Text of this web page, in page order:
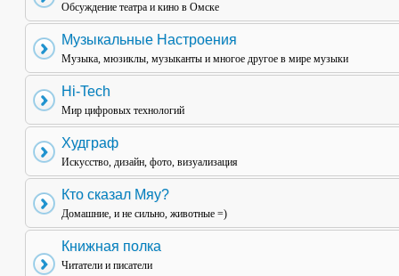
Обсуждение театра и кино в Омске
Музыкальные Настроения
Музыка, мюзиклы, музыканты и многое другое в мире музыки
Hi-Tech
Мир цифровых технологий
Худграф
Искусство, дизайн, фото, визуализация
Кто сказал Мяу?
Домашние, и не сильно, животные =)
Книжная полка
Читатели и писатели